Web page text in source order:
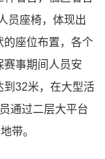
员座椅，体现出
的座位布置，各个
赛事期间人员安
到32米，在大型活
通过二层大平台
带。